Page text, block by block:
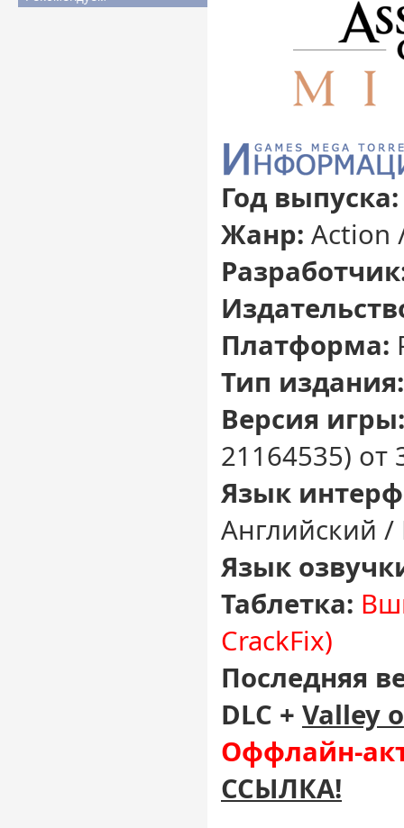
Год выпуска:
Жанр: Action
Платформа:
Тип издания:
Версия игры:
21164535) от
Язык
Английский /
Язык
Таблетка:
CrackFix)
Последняя
DLC + Valley
Оффлайн-
ССЫЛКА!